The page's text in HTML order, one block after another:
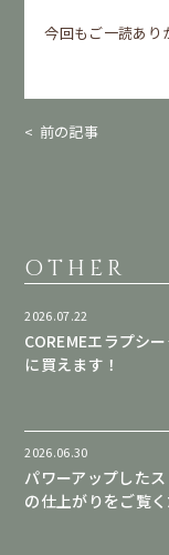
今回もご一読あり
前の記事
OTHER
2026.07.22
COREMEエラプシ
に買えます！
2026.06.30
パワーアップした
の仕上がりをご覧く